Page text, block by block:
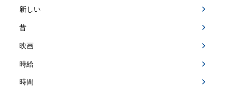
新しい
昔
映画
時給
時間